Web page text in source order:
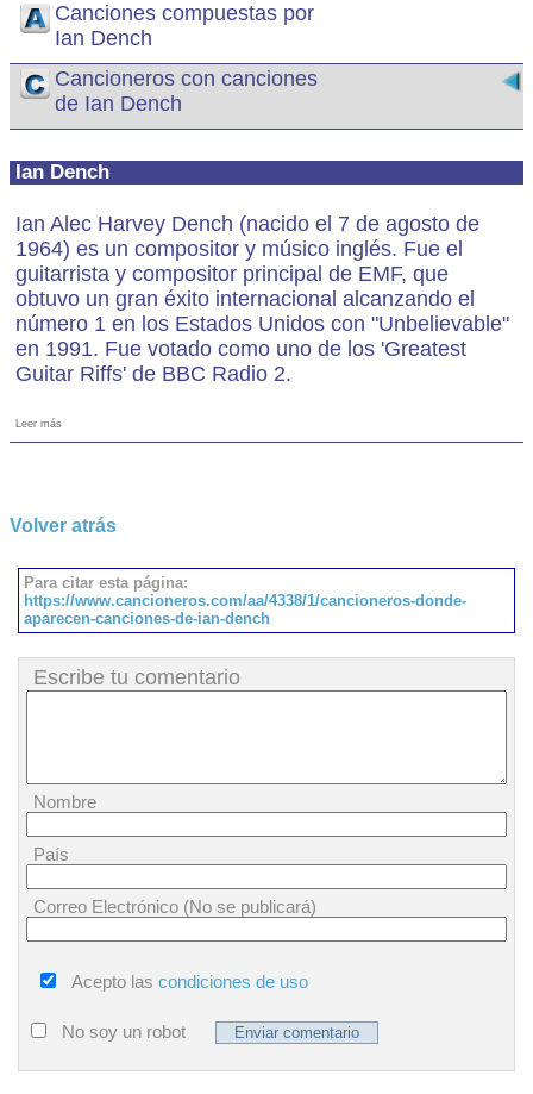
Canciones compuestas por
Ian Dench
Cancioneros con canciones
de Ian Dench
Ian Dench
Ian Alec Harvey Dench (nacido el 7 de agosto de
1964) es un compositor y músico inglés. Fue el
guitarrista y compositor principal de EMF, que
obtuvo un gran éxito internacional alcanzando el
número 1 en los Estados Unidos con "Unbelievable"
en 1991. Fue votado como uno de los 'Greatest
Guitar Riffs' de BBC Radio 2.
Leer más
Volver atrás
Para citar esta página:
https://www.cancioneros.com/aa/4338/1/cancioneros-donde-
aparecen-canciones-de-ian-dench
Escribe tu comentario
Nombre
País
Correo Electrónico (No se publicará)
Acepto las condiciones de uso
No soy un robot